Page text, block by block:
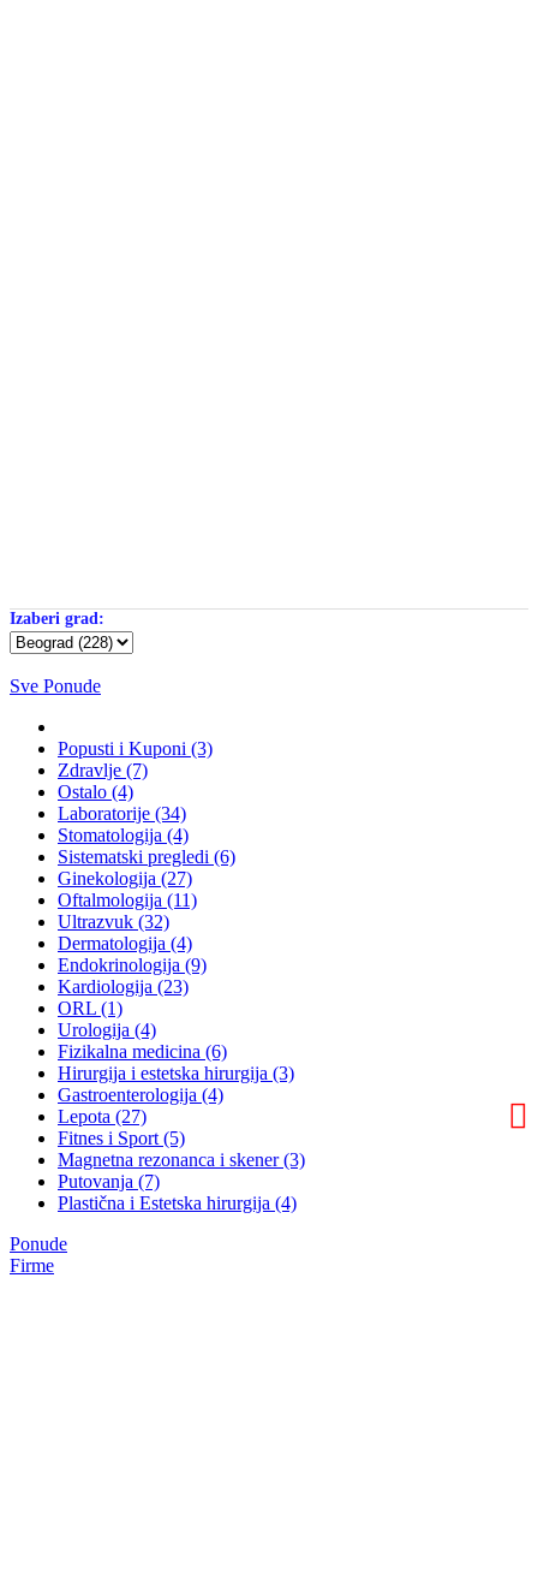
Izaberi grad:
Sve Ponude
Popusti i Kuponi (3)
Zdravlje (7)
Ostalo (4)
Laboratorije (34)
Stomatologija (4)
Sistematski pregledi (6)
Ginekologija (27)
Oftalmologija (11)
Ultrazvuk (32)
Dermatologija (4)
Endokrinologija (9)
Kardiologija (23)
ORL (1)
Urologija (4)
Fizikalna medicina (6)
Hirurgija i estetska hirurgija (3)
Gastroenterologija (4)
Lepota (27)
Fitnes i Sport (5)
Magnetna rezonanca i skener (3)
Putovanja (7)
Plastična i Estetska hirurgija (4)
Ponude
Firme